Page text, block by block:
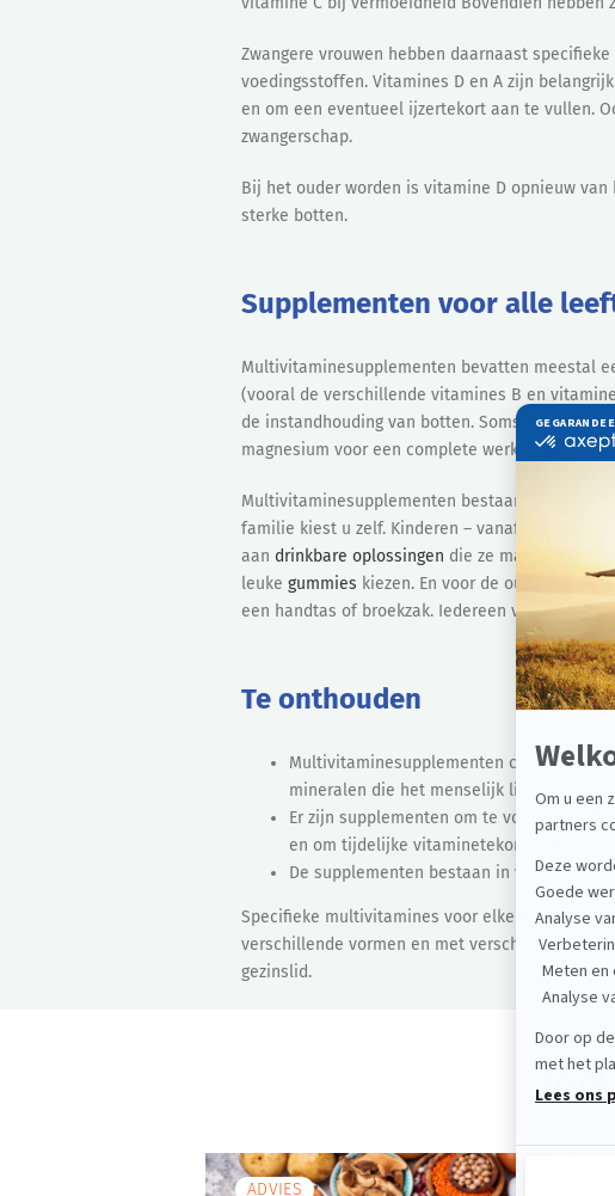
Zwangere vrouwen hebben daarnaast
voedingsstoffen. Vitamines D en A zijn
en om een eventueel ijzertekort aan te vullen.
zwangerschap.
Bij het ouder worden is vitamine D opnieuw
sterke botten.
Supplementen voor alle
Multivitaminesupplementen bevatten meestal
(vooral de verschillende vitamines B en
de instandhouding van botten. Soms bevatten
magnesium voor een complete werking op het
Multivitaminesupplementen bestaan in allerlei
familie kiest u zelf. Kinderen – vanaf 3 jaar – en
aan drinkbare oplossingen die ze makkelijker
leuke gummies kiezen. En voor de ouders zijn
een handtas of broekzak. Iedereen vindt dus
Te onthouden
Multivitaminesupplementen combineren
mineralen die het menselijk lichaam nodig
Er zijn supplementen om te voorzien in
en om tijdelijke vitaminetekorten aan te
De supplementen bestaan in
Specifieke multivitamines voor elke leeftijd:
verschillende vormen en met verschillende
gezinslid.
ADVIES